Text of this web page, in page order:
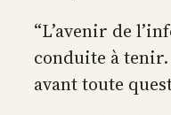
“L’avenir de
conduite à
avant toute